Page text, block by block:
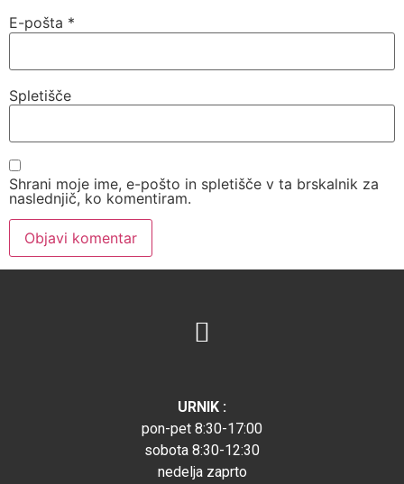
E-pošta *
Spletišče
Shrani moje ime, e-pošto in spletišče v ta brskalnik za
naslednjič, ko komentiram.
URNIK :
pon-pet 8:30-17:00
sobota 8:30-12:30
nedelja zaprto